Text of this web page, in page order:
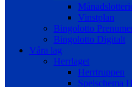
Vinstplan
Bingolotto
Bingolotto Digitalt
Våra lag
Herrlaget
Herrtruppen
Spelschema